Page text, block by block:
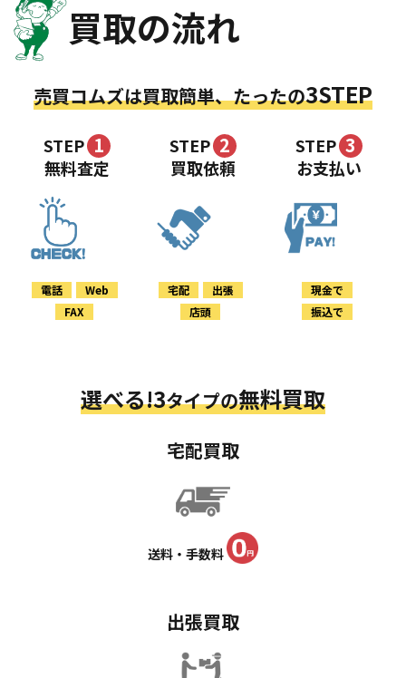
買取の流れ
売買コムズは買取簡単、たったの3STEP
STEP 1
無料査定
電話
Web
FAX
STEP 2
買取依頼
宅配
出張
店頭
STEP 3
お支払い
現金で
振込で
選べる!3タイプの無料買取
宅配買取
送料・手数料
出張買取